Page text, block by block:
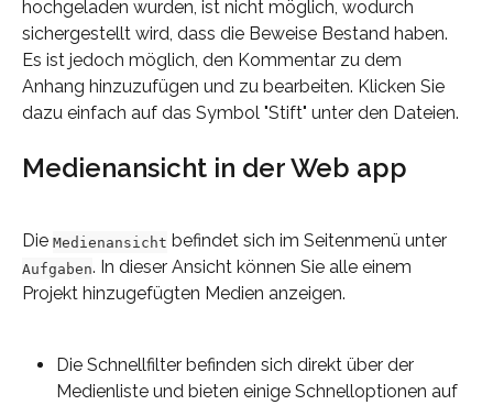
hochgeladen wurden, ist nicht möglich, wodurch
sichergestellt wird, dass die Beweise Bestand haben.
Es ist jedoch möglich, den Kommentar zu dem
Anhang hinzuzufügen und zu bearbeiten. Klicken Sie
dazu einfach auf das Symbol "Stift" unter den Dateien.
Medienansicht in der Web app
Die Medienansicht befindet sich im Seitenmenü unter
Aufgaben. In dieser Ansicht können Sie alle einem
Projekt hinzugefügten Medien anzeigen.
Die Schnellfilter befinden sich direkt über der
Medienliste und bieten einige Schnelloptionen auf